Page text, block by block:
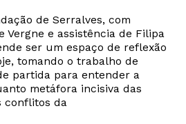
de Serralves, com
Vergne e assistência de Filipa
ser um espaço de reflexão
tomando o trabalho de
partida para entender a
metáfora incisiva das
conflitos da